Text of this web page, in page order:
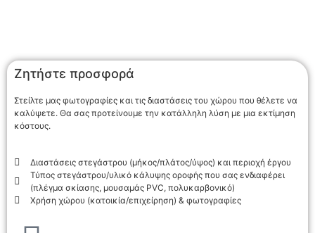
Ζητήστε προσφορά
Στείλτε μας φωτογραφίες και τις διαστάσεις του χώρου που θέλετε να
καλύψετε. Θα σας προτείνουμε την κατάλληλη λύση με μια εκτίμηση
κόστους.
Διαστάσεις στεγάστρου (μήκος/πλάτος/ύψος) και περιοχή έργου
Τύπος στεγάστρου/υλικό κάλυψης οροφής που σας ενδιαφέρει
(πλέγμα σκίασης, μουσαμάς PVC, πολυκαρβονικό)
Χρήση χώρου (κατοικία/επιχείρηση) & φωτογραφίες